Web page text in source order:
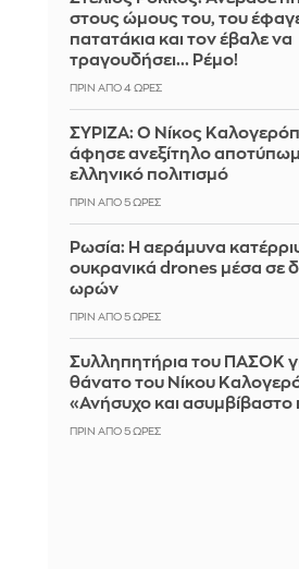
στους ώμους του, του
πατατάκια και τον έβαλε να
τραγουδήσει... Ρέμο!
ΠΡΙΝ ΑΠΌ 4 ΏΡΕΣ
ΣΥΡΙΖΑ: Ο Νίκος
άφησε ανεξίτηλο
ελληνικό πολιτισμό
ΠΡΙΝ ΑΠΌ 5 ΏΡΕΣ
Ρωσία: Η αεράμυνα
ουκρανικά drones μέσα σε
ωρών
ΠΡΙΝ ΑΠΌ 5 ΏΡΕΣ
Συλληπητήρια του ΠΑΣΟΚ
θάνατο του Νίκου
«Ανήσυχο και ασυμβίβαστο
ΠΡΙΝ ΑΠΌ 5 ΏΡΕΣ